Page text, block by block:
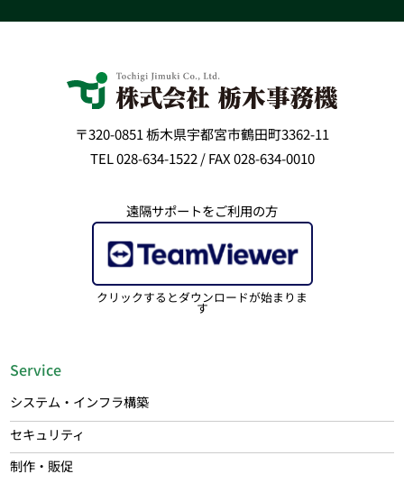
〒320-0851 栃木県宇都宮市鶴田町3362-11
TEL 028-634-1522 / FAX 028-634-0010
遠隔サポートをご利用の方
クリックするとダウンロードが始まりま
す
Service
システム・インフラ構築
セキュリティ
制作・販促